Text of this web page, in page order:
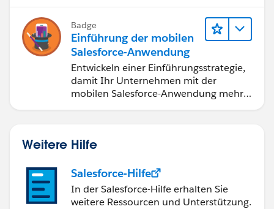
Badge
Einführung der mobilen
Salesforce-Anwendung
Entwickeln einer Einführungsstrategie,
damit Ihr Unternehmen mit der
mobilen Salesforce-Anwendung mehr
Weitere Hilfe
Salesforce-Hilfe
In der Salesforce-Hilfe erhalten Sie
weitere Ressourcen und Unterstützung.